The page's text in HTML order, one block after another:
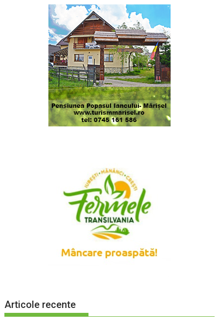
Articole recente